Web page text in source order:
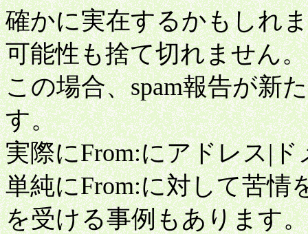
確かに実在するかもしれ
可能性も捨て切れません。
この場合、spam報告が新
す。
実際にFrom:にアドレス|
単純にFrom:に対して苦情
を受ける事例もあります。